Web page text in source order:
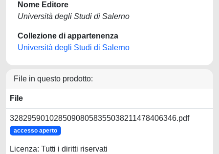
Nome Editore
Università degli Studi di Salerno
Collezione di appartenenza
Università degli Studi di Salerno
File in questo prodotto:
File
32829590102850908058355038211478406346.pdf
accesso aperto
Licenza: Tutti i diritti riservati